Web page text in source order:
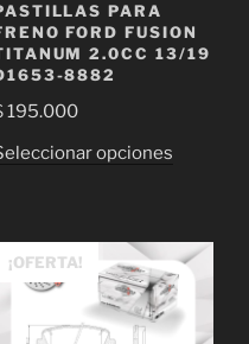
de
PARA
FORD FUSION
2.0CC 13/19
8882
195.000
opcionesEste
Las
opciones
¡OFERTA!